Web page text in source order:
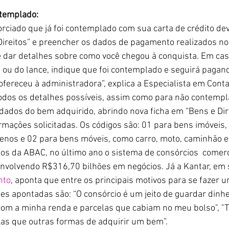
que já foi contemplado com sua carta de crédito
e preencher os dados de pagamento realizados
dar detalhes sobre como você chegou à conquista. Em
do lance, indique que foi contemplado e seguirá
à administradora”, explica a Especialista em
os detalhes possíveis, assim como para não
do bem adquirido, abrindo nova ficha em “Bens e
solicitadas. Os códigos são: 01 para bens
e 02 para bens móveis, como carro, moto, caminhão
da ABAC, no último ano o sistema de consórcios
R$316,70 bilhões em negócios. Já a Kantar,
, aponta que entre os principais motivos para se fazer
apontadas são: “O consórcio é um jeito de guardar
a minha renda e parcelas que cabiam no meu bolso",
que outras formas de adquirir um bem”.